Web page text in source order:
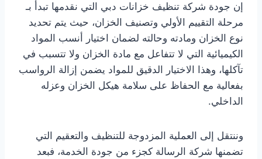
إن جودة شركة تنظيف خزانات دبي التي نقدمها تبدأ بـ
مرحلة التقييم الأولي وتصنيف الخزان، حيث يتم تحديد
نوع الخزان ومادته وحالته لضمان اختيار أنسب المواد
الكيميائية التي لا تتفاعل مع مادة الخزان ولا تتسبب في
تآكلها، وهذا الاختيار الدقيق للمواد يضمن إزالة الرواسب
بفعالية مع الحفاظ على سلامة هيكل الخزان وعزله
الداخلي.
وننتقل إلى العملية المزدوجة للتنظيف والتعقيم التي
تضمنها شركة الرسالة كجزء من جودة الخدمة، فبعد